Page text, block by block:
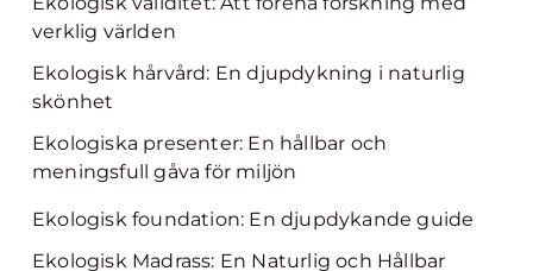
verklig världen
Ekologisk hårvård: En djupdykning i naturlig
skönhet
Ekologiska presenter: En hållbar och
meningsfull gåva för miljön
Ekologisk foundation: En djupdykande guide
Ekologisk Madrass: En Naturlig och Hållbar